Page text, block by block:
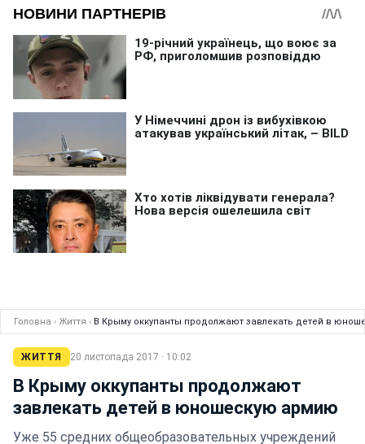
Головна › Життя › В Крыму оккупанты продолжают завлекать детей в
ЖИТТЯ 20 листопада 2017 · 10:02
В Крыму оккупанты продолжают
завлекать детей в юношескую армию
Уже 55 средних общеобразовательных учреждений